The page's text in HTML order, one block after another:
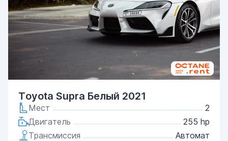
Toyota Supra Белый 2021
Мест
2
Двигатель
255 hp
Трансмиссия
Автомат